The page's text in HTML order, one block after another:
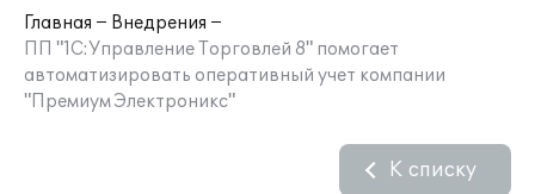
Главная
Внедрения
ПП "1С:Управление Торговлей 8" помогает
автоматизировать оперативный учет компании
"Премиум Электроникс"
К списку